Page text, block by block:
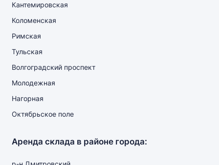
Кантемировская
Коломенская
Римская
Тульская
Волгоградский проспект
Молодежная
Нагорная
Октябрьское поле
Аренда склада в районе города: